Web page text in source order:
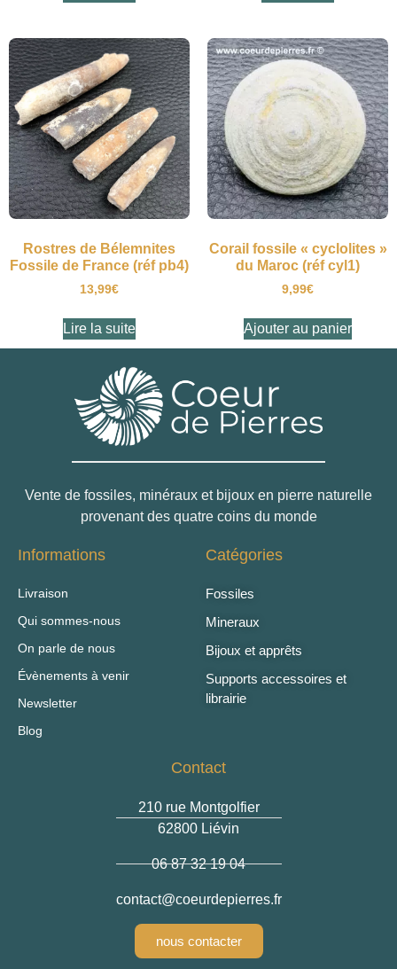
Rostres de Bélemnites
Fossile de France (réf pb4)
13,99€
Lire la suite
Corail fossile « cyclolites »
du Maroc (réf cyl1)
9,99€
Ajouter au panier
Vente de fossiles, minéraux et bijoux en pierre naturelle
provenant des quatre coins du monde
Informations
Livraison
Qui sommes-nous
On parle de nous
Évènements à venir
Newsletter
Blog
Catégories
Fossiles
Mineraux
Bijoux et apprêts
Supports accessoires et
librairie
Contact
210 rue Montgolfier
62800 Liévin
06 87 32 19 04
rf.serreipedrueoc
@tcatnoc
nous contacter